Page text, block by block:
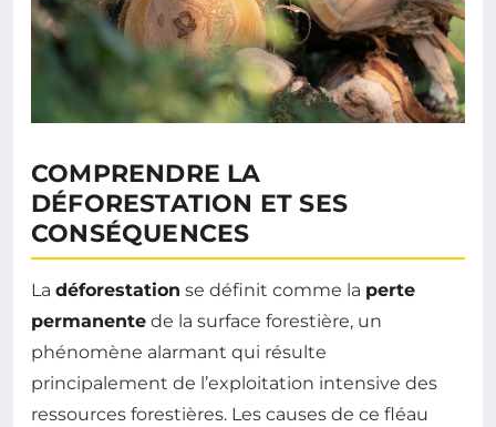
COMPRENDRE LA
DÉFORESTATION ET SES
CONSÉQUENCES
La déforestation se définit comme la perte
permanente de la surface forestière, un
phénomène alarmant qui résulte
principalement de l’exploitation intensive des
ressources forestières. Les causes de ce fléau